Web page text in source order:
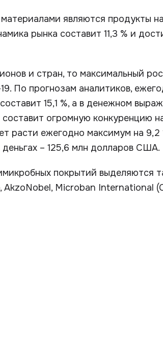
являются продукты
рынка составит 11,3 % и
и стран, то максимальный
По прогнозам аналитиков,
15,1 %, а в денежном
огромную конкуренцию
расти ежегодно максимум на 9,2
деньгах – 125,6 млн долларов США.
покрытий выделяются
Microban International